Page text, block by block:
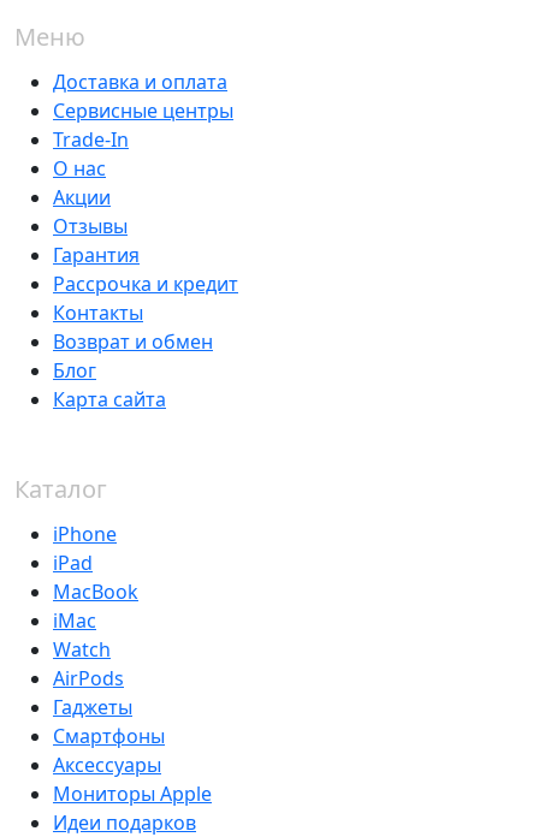
Меню
Доставка и оплата
Сервисные центры
Trade-In
О нас
Акции
Отзывы
Гарантия
Рассрочка и кредит
Контакты
Возврат и обмен
Блог
Карта сайта
Каталог
iPhone
iPad
MacBook
iMac
Watch
AirPods
Гаджеты
Смартфоны
Аксессуары
Мониторы Apple
Идеи подарков